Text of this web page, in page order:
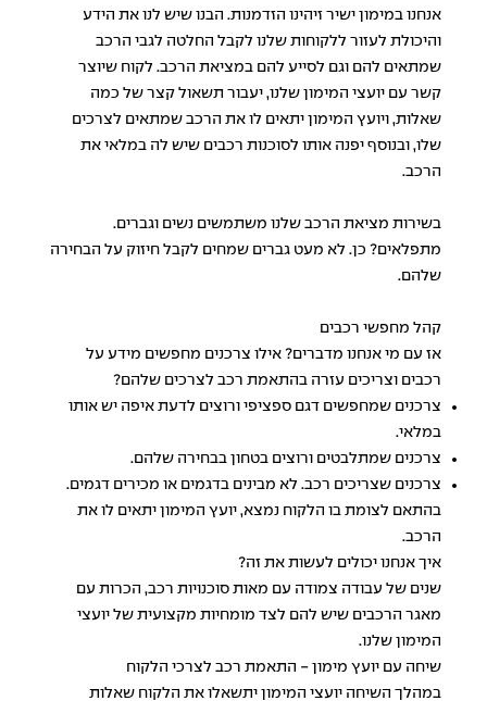
אנחנו במימון ישיר זיהינו הזדמנות. הבנו שיש לנו את הידע
והיכולת לעזור ללקוחות שלנו לקבל החלטה לגבי הרכב
שמתאים להם וגם לסייע להם במציאת הרכב. לקוח שיוצר
קשר עם יועצי המימון שלנו, יעבור תשאול קצר של כמה
שאלות, ויועץ המימון יתאים לו את הרכב שמתאים לצרכים
שלו, ובנוסף יפנה אותו לסוכנות רכבים שיש לה במלאי את
הרכב.
בשירות מציאת הרכב שלנו משתמשים נשים וגברים.
מתפלאים? כן. לא מעט גברים שמחים לקבל חיזוק על הבחירה
שלהם.
קהל מחפשי רכבים
אז עם מי אנחנו מדברים? אילו צרכנים מחפשים מידע על
רכבים וצריכים עזרה בהתאמת רכב לצרכים שלהם?
צרכנים שמחפשים דגם ספציפי ורוצים לדעת איפה יש אותו
במלאי.
צרכנים שמתלבטים ורוצים בטחון בבחירה שלהם.
צרכנים שצריכים רכב. לא מבינים בדגמים או מכירים דגמים.
בהתאם לצומת בו הלקוח נמצא, יועץ המימון יתאים לו את
הרכב.
איך אנחנו יכולים לעשות את זה?
שנים של עבודה צמודה עם מאות סוכנויות רכב, הכרות עם
מאגר הרכבים שיש להם לצד מומחיות מקצועית של יועצי
המימון שלנו.
שיחה עם יועץ מימון - התאמת רכב לצרכי הלקוח
במהלך השיחה יועצי המימון יתשאלו את הלקוח שאלות